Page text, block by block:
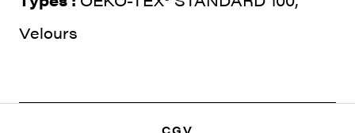
Velours
CGV